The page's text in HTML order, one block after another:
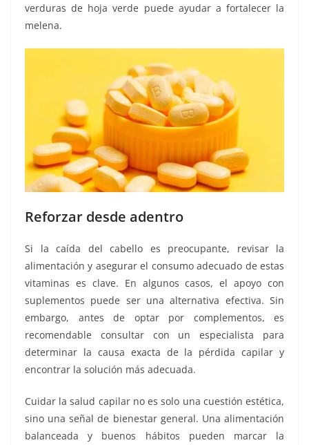
verduras de hoja verde puede ayudar a fortalecer la
melena.
Reforzar desde adentro
Si la caída del cabello es preocupante, revisar la
alimentación y asegurar el consumo adecuado de estas
vitaminas es clave. En algunos casos, el apoyo con
suplementos puede ser una alternativa efectiva. Sin
embargo, antes de optar por complementos, es
recomendable consultar con un especialista para
determinar la causa exacta de la pérdida capilar y
encontrar la solución más adecuada.
Cuidar la salud capilar no es solo una cuestión estética,
sino una señal de bienestar general. Una alimentación
balanceada y buenos hábitos pueden marcar la